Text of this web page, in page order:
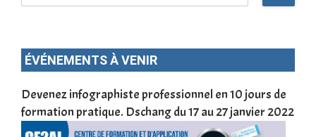
ÉVÉNEMENTS À VENIR
Devenez infographiste professionnel en 10 jours de
formation pratique. Dschang du 17 au 27 janvier 2022